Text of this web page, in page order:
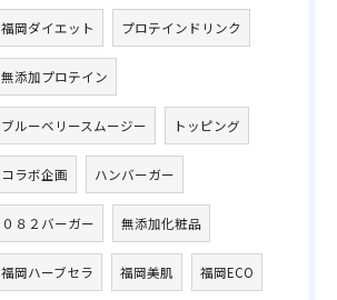
福岡ダイエット プロテインドリンク
無添加プロテイン
ブルーベリースムージー トッピング
コラボ企画 ハンバーガー
０８２バーガー 無添加化粧品
福岡ハーブセラ 福岡美肌 福岡ECO